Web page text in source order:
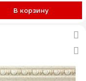
В корзину